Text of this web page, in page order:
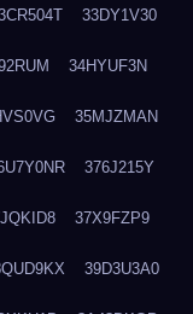
33DY1V30
34HYUF3N
35MJZMAN
376J215Y
37X9FZP9
39D3U3A0